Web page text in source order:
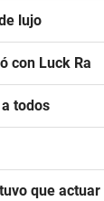
lujo
con Luck Ra
todos
que actuar